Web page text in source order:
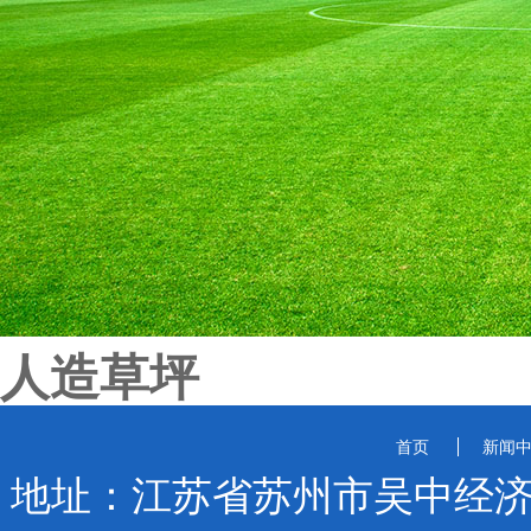
人造草坪
首页 新闻
地址：江苏省苏州市吴中经